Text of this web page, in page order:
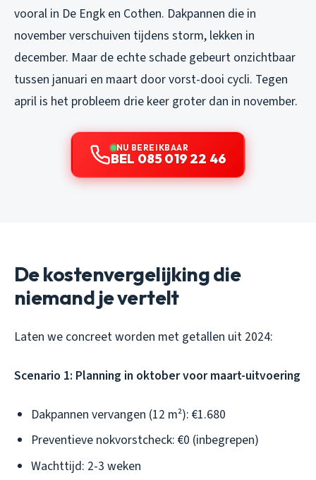
vooral in De Engk en Cothen. Dakpannen die in
november verschuiven tijdens storm, lekken in
december. Maar de echte schade gebeurt onzichtbaar
tussen januari en maart door vorst-dooi cycli. Tegen
april is het probleem drie keer groter dan in november.
NU BEREIKBAAR
BEL 085 019 22 46
De kostenvergelijking die
niemand je vertelt
Laten we concreet worden met getallen uit 2024:
Scenario 1: Planning in oktober voor maart-uitvoering
Dakpannen vervangen (12 m²): €1.680
Preventieve nokvorstcheck: €0 (inbegrepen)
Wachttijd: 2-3 weken